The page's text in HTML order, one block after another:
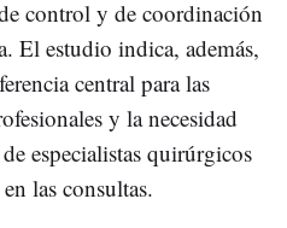
control y de coordinación
El estudio indica, además,
central para las
y la necesidad
especialistas quirúrgicos
las consultas.